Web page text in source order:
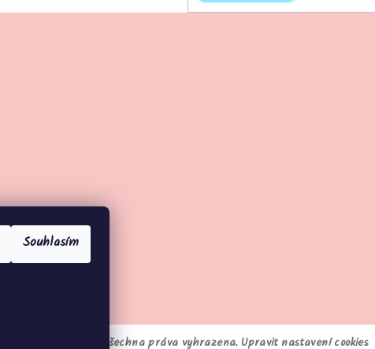
Souhlasím
. Všechna práva vyhrazena. Upravit nastavení cookies